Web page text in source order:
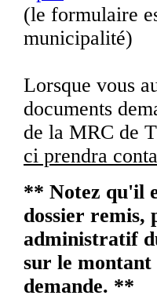
(le formulaire
municipalité)
Lorsque vous
documents
de la MRC de
ci prendra
** Notez qu'il
dossier remis,
administratif
sur le
demande. **